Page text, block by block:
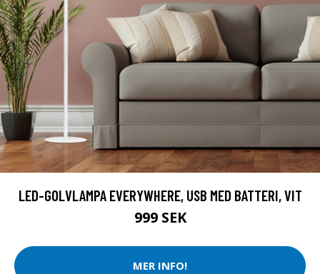
LED-GOLVLAMPA EVERYWHERE, USB MED BATTERI, VIT
999 SEK
MER INFO!